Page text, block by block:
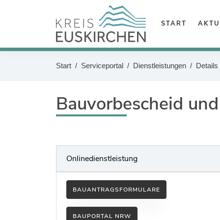
Zum Hauptinhalt
Zum Footer
START
Sie befinden sich hier:
Start Serviceportal Dienstleistungen Details
Bauvorbescheid
Onlinedienstleistung
BAUANTRAGSFORMULARE
BAUPORTAL NRW